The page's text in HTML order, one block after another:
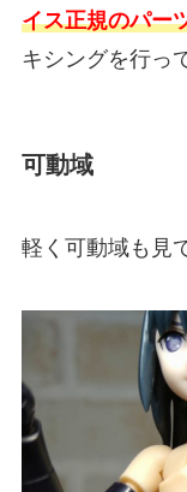
イス正規のパー
キシングを行っ
可動域
軽く可動域も見